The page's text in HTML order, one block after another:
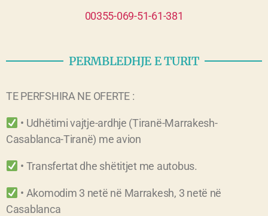
00355-069-51-61-381
PERMBLEDHJE E TURIT
TE PERFSHIRA NE OFERTE :
• Udhëtimi vajtje-ardhje (Tiranë-Marrakesh-
Casablanca-Tiranë) me avion
• Transfertat dhe shëtitjet me autobus.
• Akomodim 3 netë në Marrakesh, 3 netë në
Casablanca